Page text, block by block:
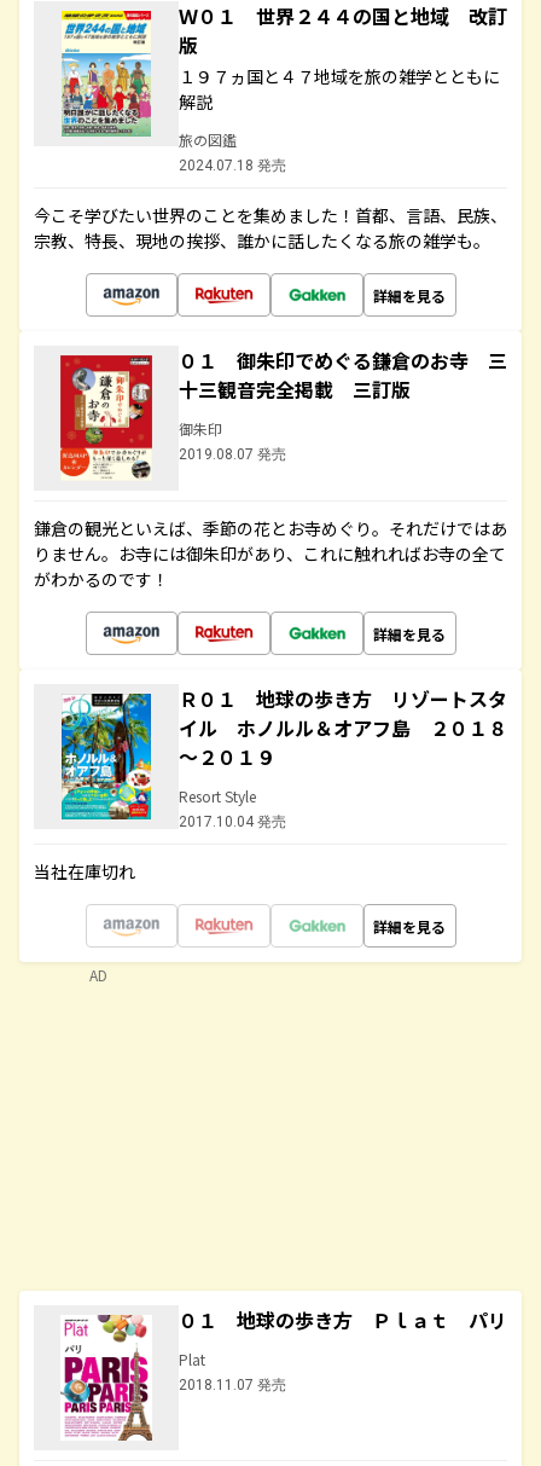
Ｗ０１ 世界２４４の国と地域 改訂
版
１９７ヵ国と４７地域を旅の雑学とともに
解説
旅の図鑑
2024.07.18 発売
今こそ学びたい世界のことを集めました！首都、言語、民族、
宗教、特長、現地の挨拶、誰かに話したくなる旅の雑学も。
詳細を見る
０１ 御朱印でめぐる鎌倉のお寺 三
十三観音完全掲載 三訂版
御朱印
2019.08.07 発売
鎌倉の観光といえば、季節の花とお寺めぐり。それだけではあ
りません。お寺には御朱印があり、これに触れればお寺の全て
がわかるのです！
詳細を見る
Ｒ０１ 地球の歩き方 リゾートスタ
イル ホノルル＆オアフ島 ２０１８
～２０１９
Resort Style
2017.10.04 発売
当社在庫切れ
詳細を見る
０１ 地球の歩き方 Ｐｌａｔ パリ
Plat
2018.11.07 発売
AD